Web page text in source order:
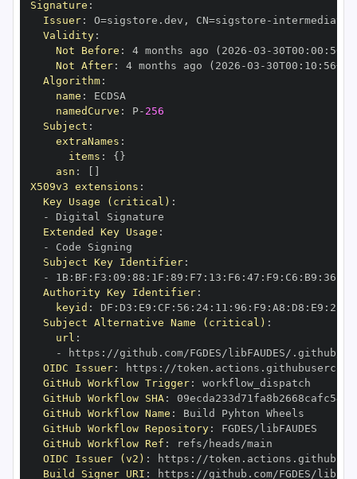
Signature :
Issuer: O=sigstore.dev , CN=sigstore -
Validity:
Not Before : 4 months ago (2026 -03 - 30T00 : 00 :
Not After: 4 months ago (2026 -03 - 30T00 : 10 : 56+00
Algorithm:
name :
namedCurve : P- 256
Subject :
extraNames :
items : { }
asn :
X509v3 extensions :
Key Usage (critical) :
-
Extended Key Usage :
-
Subject Key Identifier:
-
1B: BF : F3 : 09 : 88 : 1F : 89 : F7 : 13 : F6 : 47 : F9 : C6 : B9 : 36
Authority Key Identifier:
keyid : DF : D3 : E9 : CF : 56 : 24: 11 : 96 : F9 : A8 : D8 : E9 : 28
Subject Alternative Name (critical) :
url :
-
https :
OIDC Issuer: https :
GitHub Workflow Trigger:
GitHub Workflow SHA:
GitHub Workflow Name :
GitHub Workflow Repository:
GitHub Workflow Ref :
OIDC Issuer (v2) : https :
Build Signer URI : https :